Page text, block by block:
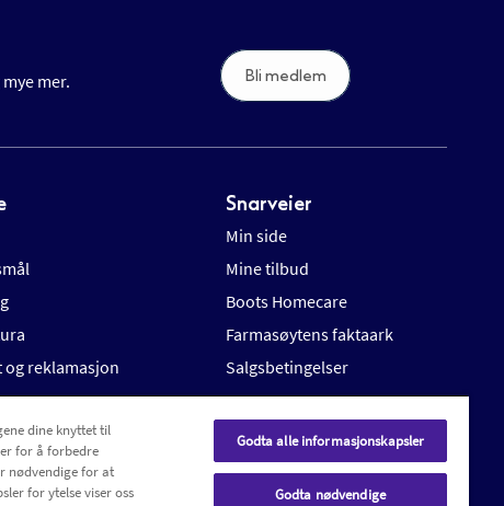
mer. Bli medlem
og reklamasjon
Snarveier
Min side
Mine tilbud
Boots Homecare
Farmasøytens faktaark
Salgsbetingelser
dine knyttet til
for å forbedre
nødvendige for at
for ytelse viser oss
Godta alle informasjonskapsler
Godta nødvendige